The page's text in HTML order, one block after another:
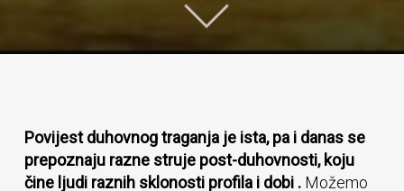
Povijest duhovnog traganja je ista, pa i danas se
prepoznaju razne struje post-duhovnosti, koju
čine ljudi raznih sklonosti profila i dobi . Možemo